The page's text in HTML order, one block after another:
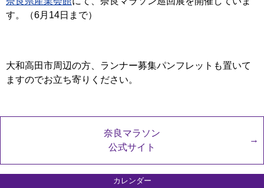
す。（6月14日まで）
大和高田市周辺の方、ランナー募集パンフレットも置いて
ますのでお立ち寄りください。
奈良マラソン
公式サイト
カレンダー